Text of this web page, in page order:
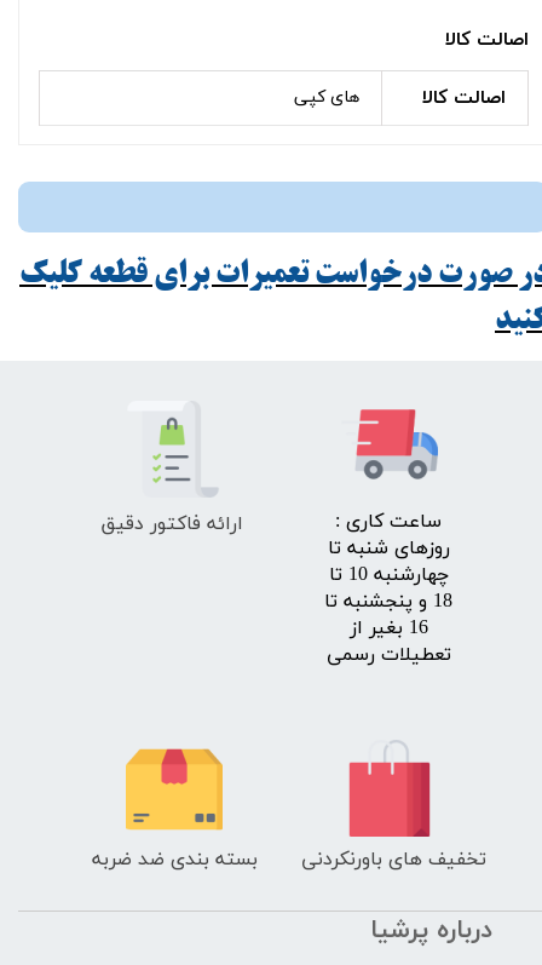
اصالت کالا
اصالت کالا های کپی
صورت درخواست تعمیرات برای قطعه کلیک
​ساعت کاری :
روزهای شنبه تا
چهارشنبه 10 تا
18 و پنجشنبه تا
16 بغیر از
تعطیلات رسمی
تخفیف های باورنکردنی بسته بندی ضد ضربه
ارائه فاکتور دقیق
درباره پرشیا